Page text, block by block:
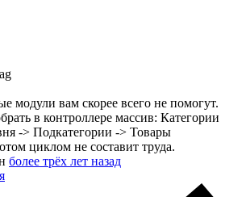
модули вам скорее всего не помогут.
в контроллере массив: Категории
-> Подкатегории -> Товары
циклом не составит труда.
более трёх лет назад